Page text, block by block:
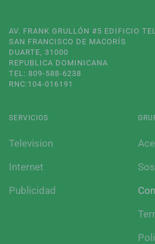
AV. FRANK GRULLÓN #5 EDIFICIO
SAN FRANCISCO DE MACORÍS
DUARTE, 31000
REPUBLICA DOMINICANA
TEL: 809-588-6238
RNC:104-016191
SERVICIOS
Television
Internet
Publicidad